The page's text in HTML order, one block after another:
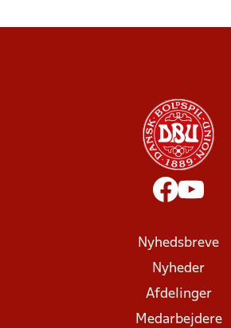
Nyhedsbreve
Nyheder
Afdelinger
Medarbejdere